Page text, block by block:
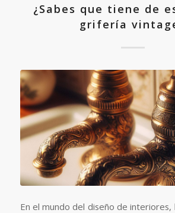
¿Sabes que tiene de
grifería
En el mundo del diseño de interiores,